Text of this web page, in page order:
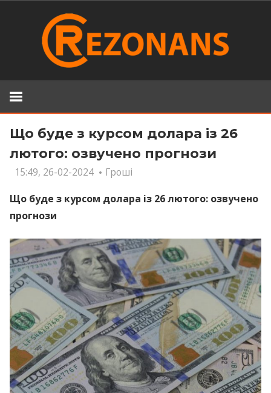
Що буде з курсом долара із 26
лютого: озвучено прогнози
15:49, 26-02-2024
Гроші
Що буде з курсом долара із 26 лютого: озвучено
прогнози